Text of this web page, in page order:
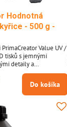
Hodnotná
- 500 g -
Value UV /
tisků s jemnými
detaily a
Zpracujte tuto
LED a DLP 3D tiskárně
délek od 395 do 405
Value UV / DLP: *
LED a DLP-3D
pro
Do košíka